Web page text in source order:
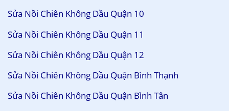
Sửa Nồi Chiên Không Dầu Quận 10
Sửa Nồi Chiên Không Dầu Quận 11
Sửa Nồi Chiên Không Dầu Quận 12
Sửa Nồi Chiên Không Dầu Quận Bình Thạnh
Sửa Nồi Chiên Không Dầu Quận Bình Tân